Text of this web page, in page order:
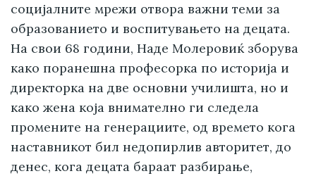
социјалните мрежи отвора важни теми за
образованието и воспитувањето на децата.
На свои 68 години, Наде Молеровиќ зборува
како поранешна професорка по историја и
директорка на две основни училишта, но и
како жена која внимателно ги следела
промените на генерациите, од времето кога
наставникот бил недопирлив авторитет, до
денес, кога децата бараат разбирање,